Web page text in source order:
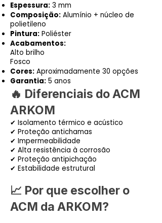
Espessura: 3 mm
Composição: Alumínio + núcleo de
polietileno
Pintura: Poliéster
Acabamentos:
Alto brilho
Fosco
Cores: Aproximadamente 30 opções
Garantia: 5 anos
🔥 Diferenciais do ACM
ARKOM
✔ Isolamento térmico e acústico
✔ Proteção antichamas
✔ Impermeabilidade
✔ Alta resistência à corrosão
✔ Proteção antipichação
✔ Estabilidade estrutural
📈 Por que escolher o
ACM da ARKOM?